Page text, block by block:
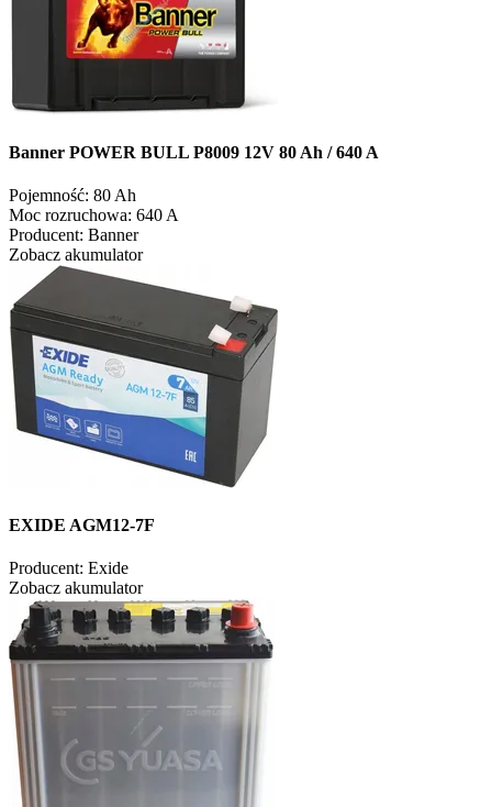
Banner POWER BULL P8009 12V 80 Ah / 640 A
Pojemność: 80 Ah
Moc rozruchowa: 640 A
Producent: Banner
Zobacz akumulator
EXIDE AGM12-7F
Producent: Exide
Zobacz akumulator